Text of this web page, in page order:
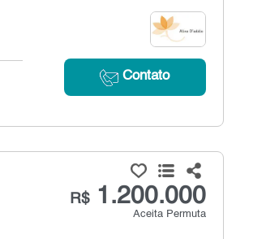
Contato
R$1.200.000
Aceita Permuta